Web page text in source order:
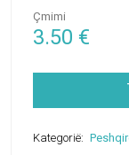
Çmimi
3.50 €
Kategorië: